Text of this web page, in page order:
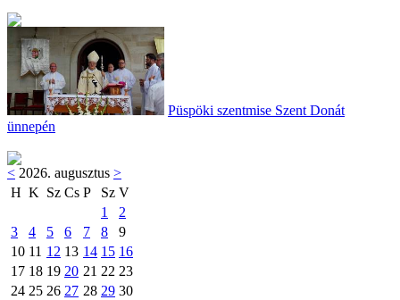
Püspöki szentmise Szent Donát
ünnepén
< 2026. augusztus >
H K Sz Cs P Sz V
1
2
3
4 5 6 7 8
9
10 11 12 13 14 15 16
17 18 19 20 21 22 23
24 25 26 27 28 29 30